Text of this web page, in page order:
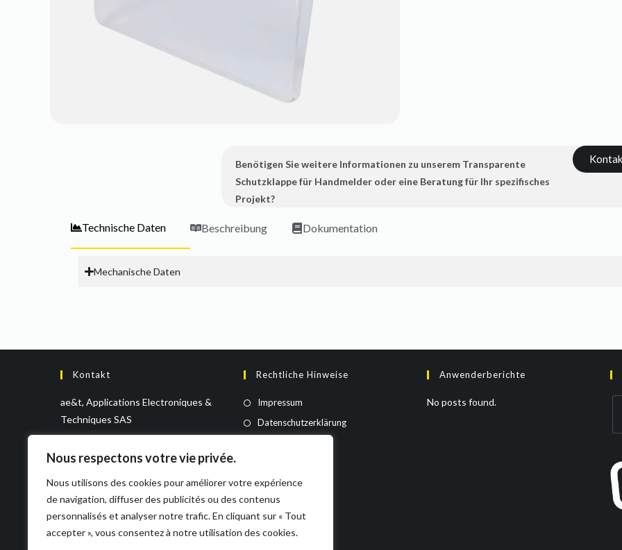
Nous respectons votre vie privée.
Nous utilisons des cookies pour améliorer votre expérience
de navigation, diffuser des publicités ou des contenus
personnalisés et analyser notre trafic. En cliquant sur « Tout
accepter », vous consentez à notre utilisation des cookies.
Benötigen Sie weitere Informationen zu unserem Transparente
Schutzklappe für Handmelder oder eine Beratung für Ihr spezifisches
Projekt?
Technische Daten Beschreibung Dokumentation
Mechanische Daten
Kontakt
ae&t, Applications Electroniques &
Techniques SAS
64110 Jurançon, FRANCE
+33(0)5 59 06 99 00
sales@aet.fr
Rechtliche Hinweise
Impressum
Datenschutzerklärung
Anwenderberichte
No posts found.